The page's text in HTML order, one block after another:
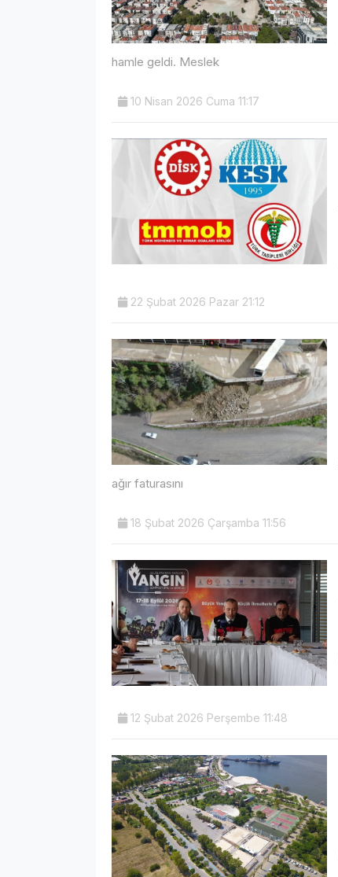
hamle geldi. Meslek
10 Nisan 2026 Cuma 11:17
22 Şubat 2026 Pazar 21:12
ağır faturasını
18 Şubat 2026 Çarşamba 11:56
12 Şubat 2026 Perşembe 11:48